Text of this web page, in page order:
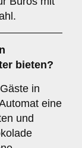
bieten?
in
eine
und